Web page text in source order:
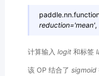
reduction='mean',
计算输入 logit 和标签
该 OP 结合了 sigmoid